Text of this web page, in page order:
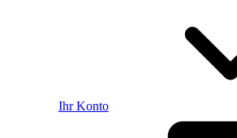
Ihr Konto